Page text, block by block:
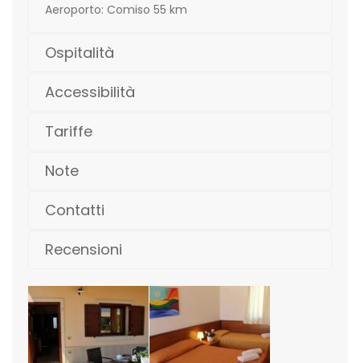
Aeroporto: Comiso 55 km
Ospitalità
Accessibilità
Tariffe
Note
Contatti
Recensioni